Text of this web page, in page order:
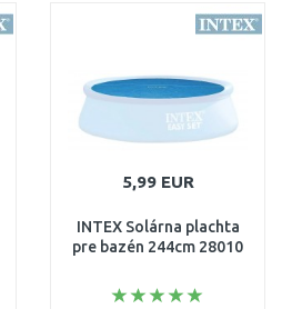
5,99 EUR
INTEX Solárna plachta
pre bazén 244cm 28010